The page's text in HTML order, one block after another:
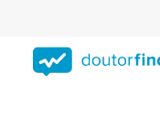
conteúdo
principal